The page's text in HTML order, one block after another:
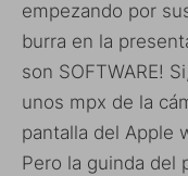
empezando por
burra en la
son SOFTWARE!
unos mpx de la
pantalla del Apple
Pero la guinda del